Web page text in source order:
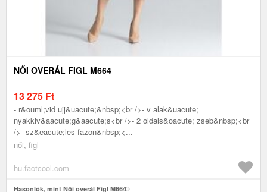
NŐI OVERÁL FIGL M664
13 275 Ft
- r&ouml;vid ujj&uacute;&nbsp;<br />- v alak&uacute;
nyakkiv&aacute;g&aacute;s<br />- 2 oldals&oacute; zseb&nbsp;<br
/>- sz&eacute;les fazon&nbsp;<...
női, figl
hu.factcool.com
Hasonlók, mint Női overál Figl M664